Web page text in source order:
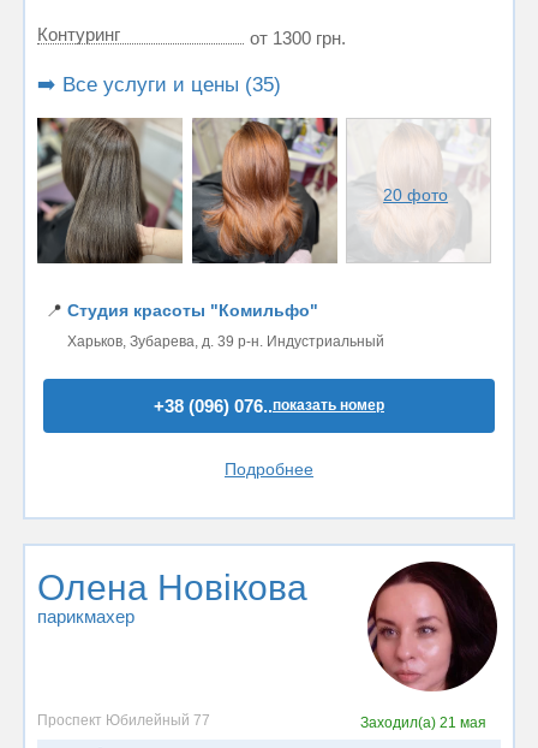
Контуринг от 1300 грн.
➡️ Все услуги и цены (35)
20 фото
📍 Студия красоты "Комильфо"
Харьков, Зубарева, д. 39 р-н. Индустриальный
+38 (096) 076..показать номер
Подробнее
Олена Новікова
парикмахер
Проспект Юбилейный 77 Заходил(а)21 мая